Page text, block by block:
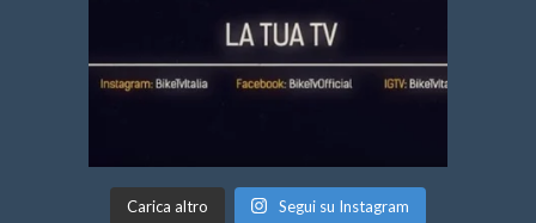
Carica altro Segui su Instagram